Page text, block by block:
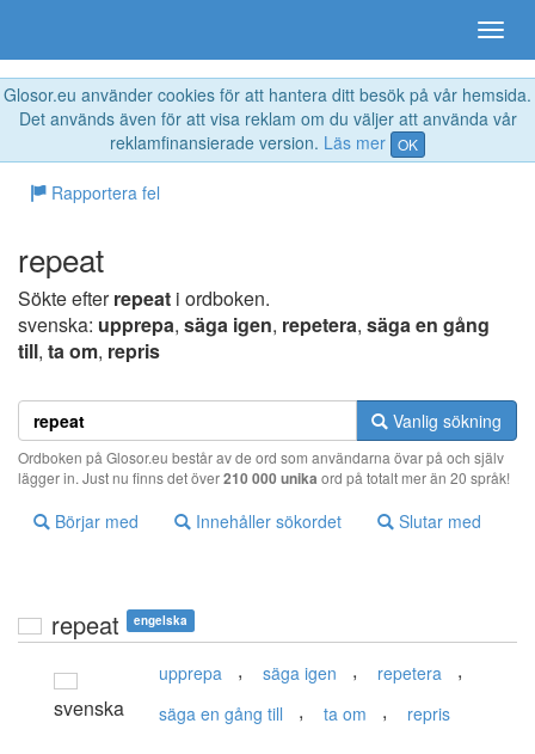
Glosor.eu använder cookies för att hantera ditt besök på vår hemsida.
Det används även för att visa reklam om du väljer att använda vår
reklamfinansierade version. Läs mer OK
Rapportera fel
repeat
Sökte efterrepeat i ordboken.
svenska: upprepa, säga igen, repetera, säga en gång
till, ta om, repris
Vanlig sökning
Ordboken på Glosor.eu består av de ord som användarna övar på och själv
lägger in. Just nu finns det över210 000 unika ord på totalt mer än 20 språk!
Börjar med Innehåller sökordet Slutar med
repeat engelska
svenska
upprepa , säga igen , repetera ,
säga en gång till , ta om , repris